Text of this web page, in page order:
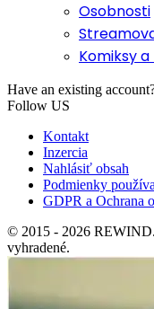
Osobnosti
Komiksy
Have an existing
Follow US
Kontakt
Inzercia
Nahlásiť obsah
Podmienky
GDPR a Ochrana
© 2015 - 2026
vyhradené.